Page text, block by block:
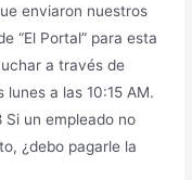
enviaron nuestros
“El Portal” para esta
a través de
a las 10:15 AM.
Si un empleado no
¿debo pagarle la